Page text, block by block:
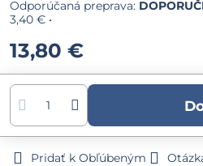
3,40 € •
13,80 €
Pridať k Obľúbeným